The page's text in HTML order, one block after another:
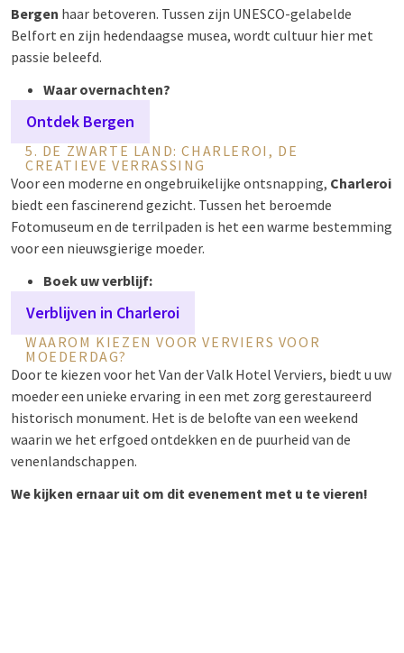
Bergen haar betoveren. Tussen zijn UNESCO-gelabelde
Belfort en zijn hedendaagse musea, wordt cultuur hier met
passie beleefd.
Waar overnachten?
Ontdek Bergen
5. DE ZWARTE LAND: CHARLEROI, DE
CREATIEVE VERRASSING
Voor een moderne en ongebruikelijke ontsnapping, Charleroi
biedt een fascinerend gezicht. Tussen het beroemde
Fotomuseum en de terrilpaden is het een warme bestemming
voor een nieuwsgierige moeder.
Boek uw verblijf:
Verblijven in Charleroi
WAAROM KIEZEN VOOR VERVIERS VOOR
MOEDERDAG?
Door te kiezen voor het Van der Valk Hotel Verviers, biedt u uw
moeder een unieke ervaring in een met zorg gerestaureerd
historisch monument. Het is de belofte van een weekend
waarin we het erfgoed ontdekken en de puurheid van de
venenlandschappen.
We kijken ernaar uit om dit evenement met u te vieren!